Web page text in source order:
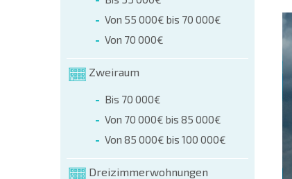
Von 55 000€ bis 70 000€
Von 70 000€
Zweiraum
Bis 70 000€
Von 70 000€ bis 85 000€
Von 85 000€ bis 100 000€
Dreizimmerwohnungen